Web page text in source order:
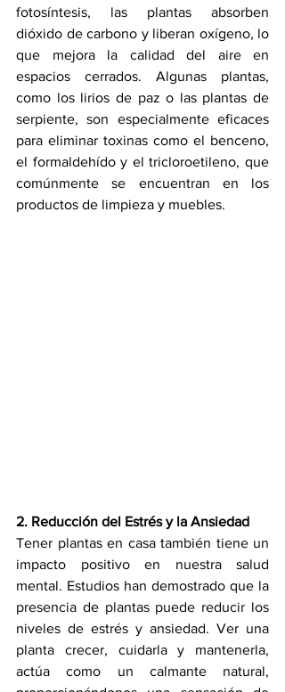
fotosíntesis, las plantas absorben
dióxido de carbono y liberan oxígeno, lo
que mejora la calidad del aire en
espacios cerrados. Algunas plantas,
como los lirios de paz o las plantas de
serpiente, son especialmente eficaces
para eliminar toxinas como el benceno,
el formaldehído y el tricloroetileno, que
comúnmente se encuentran en los
productos de limpieza y muebles.
2. Reducción del Estrés y la Ansiedad
Tener plantas en casa también tiene un
impacto positivo en nuestra salud
mental. Estudios han demostrado que la
presencia de plantas puede reducir los
niveles de estrés y ansiedad. Ver una
planta crecer, cuidarla y mantenerla,
actúa como un calmante natural,